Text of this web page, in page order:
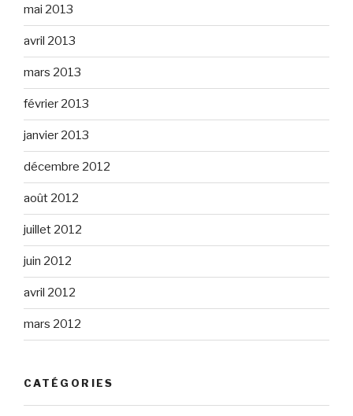
mai 2013
avril 2013
mars 2013
février 2013
janvier 2013
décembre 2012
août 2012
juillet 2012
juin 2012
avril 2012
mars 2012
CATÉGORIES